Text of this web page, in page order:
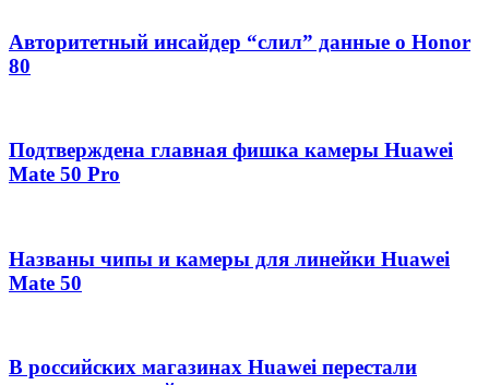
Авторитетный инсайдер “слил” данные о Honor
80
Подтверждена главная фишка камеры Huawei
Mate 50 Pro
Названы чипы и камеры для линейки Huawei
Mate 50
В российских магазинах Huawei перестали